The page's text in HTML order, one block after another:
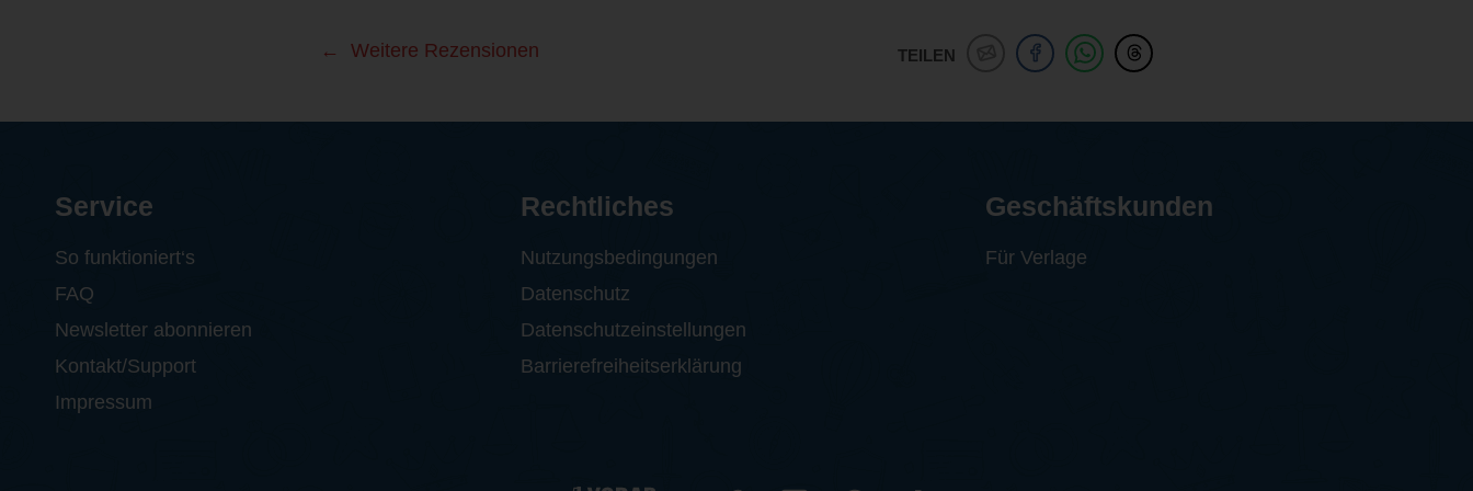
TEILEN
Weitere Rezensionen
Service
So funktioniert‘s
FAQ
Newsletter abonnieren
Kontakt/Support
Impressum
Rechtliches
Nutzungsbedingungen
Datenschutz
Datenschutzeinstellungen
Barrierefreiheitserklärung
Geschäftskunden
Für Verlage